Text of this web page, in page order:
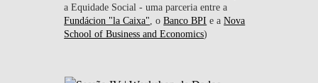
a Equidade Social - uma parceria entre a
Fundácion "la Caixa" , oBanco BPI e aNova
School of Business and Economics)